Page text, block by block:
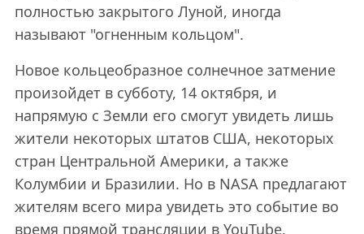
полностью закрытого Луной, иногда
называют "огненным кольцом".
Новое кольцеобразное солнечное затмение
произойдет в субботу, 14 октября, и
напрямую с Земли его смогут увидеть лишь
жители некоторых штатов США, некоторых
стран Центральной Америки, а также
Колумбии и Бразилии. Но в NASA предлагают
жителям всего мира увидеть это событие во
время прямой трансляции в YouTube.